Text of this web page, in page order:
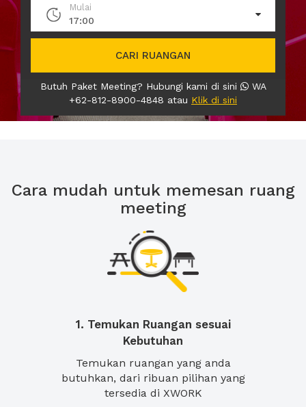
Mulai
17:00
CARI RUANGAN
Butuh Paket Meeting? Hubungi kami di sini
WA
+62-812-8900-4848 atau Klik di sini
Cara mudah untuk memesan ruang
meeting
1. Temukan Ruangan sesuai
Kebutuhan
Temukan ruangan yang anda
butuhkan, dari ribuan pilihan yang
tersedia di XWORK